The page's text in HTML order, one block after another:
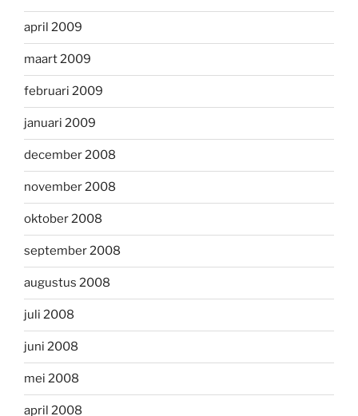
april 2009
maart 2009
februari 2009
januari 2009
december 2008
november 2008
oktober 2008
september 2008
augustus 2008
juli 2008
juni 2008
mei 2008
april 2008